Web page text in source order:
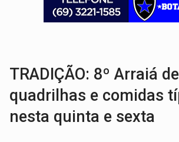
HOMENAGEM: Cientistas cassados
LUDOPATIA:
TRADIÇÃO: 8º Arraiá
quadrilhas e comidas
nesta quinta e sexta